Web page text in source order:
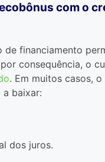
com o
de financiamento
consequência, o
. Em muitos casos, o
a baixar:
dos juros.